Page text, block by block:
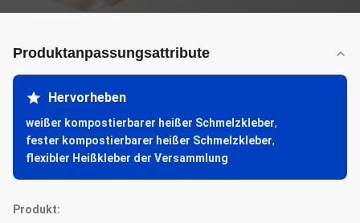
Produktanpassungsattribute
Hervorheben
weißer kompostierbarer heißer Schmelzkleber,
fester kompostierbarer heißer Schmelzkleber,
flexibler Heißkleber der Versammlung
Produkt: